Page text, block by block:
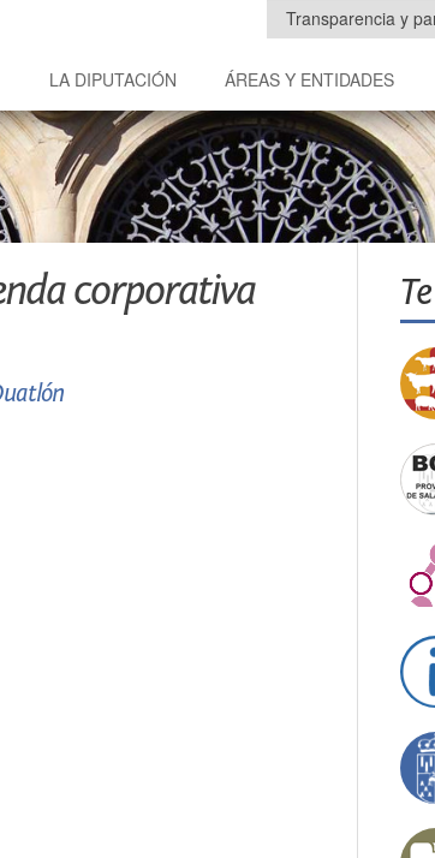
Transparencia y
LA DIPUTACIÓN ÁREAS Y ENTIDADES
corporativa